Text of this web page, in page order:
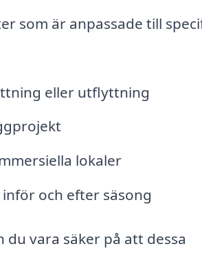
som är anpassade till
eller utflyttning
lokaler
och efter säsong
vara säker på att dessa